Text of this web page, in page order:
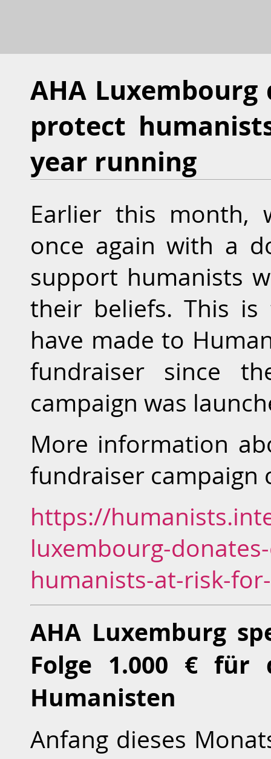
AHA
protect
year running
Earlier this month,
once again with a
support humanists
their beliefs. This
have made to
fundraiser since
campaign was
More information
fundraiser campaign
https://
luxembourg-
humanists-at-risk-
AHA Luxemburg
Folge 1.000 € für
Humanisten
Anfang dieses